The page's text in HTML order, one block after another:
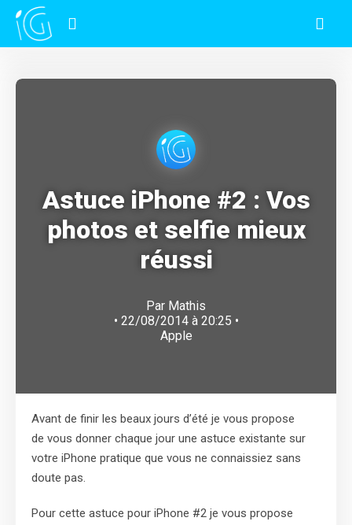
Astuce iPhone #2 : Vos
photos et selfie mieux
réussi
Par Mathis
• 22/08/2014 à 20:25 •
Apple
Avant de finir les beaux jours d’été je vous propose
de vous donner chaque jour une astuce existante sur
votre iPhone pratique que vous ne connaissiez sans
doute pas.
Pour cette astuce pour iPhone #2 je vous propose